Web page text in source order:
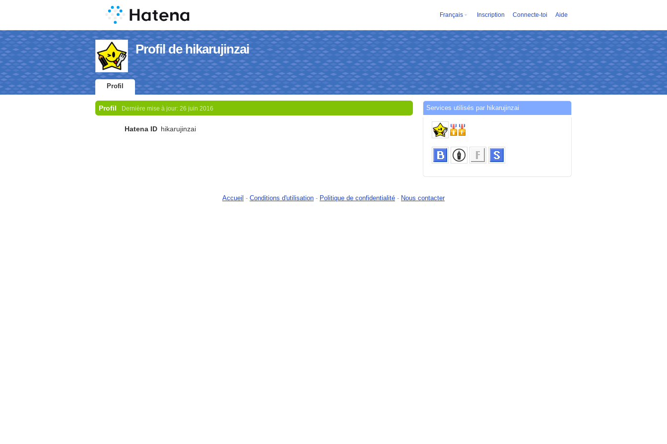
Français Inscription Connecte-toi Aide
Profil de hikarujinzai
Profil
Profil Dernière mise à jour: 26 juin 2016
Hatena ID hikarujinzai
Services utilisés par hikarujinzai
Accueil - Conditions d'utilisation - Politique de confidentialité - Nous contacter